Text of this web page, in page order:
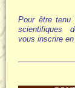
Pour être tenu
scientifiques
vous inscrire